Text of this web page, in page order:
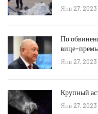
Янв 27, 2023
По
вице-
Янв 27, 2023
Крупный
Янв 27, 2023